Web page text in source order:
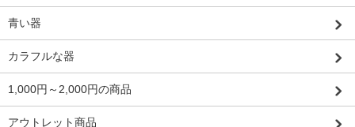
青い器
カラフルな器
1,000円～2,000円の商品
アウトレット商品